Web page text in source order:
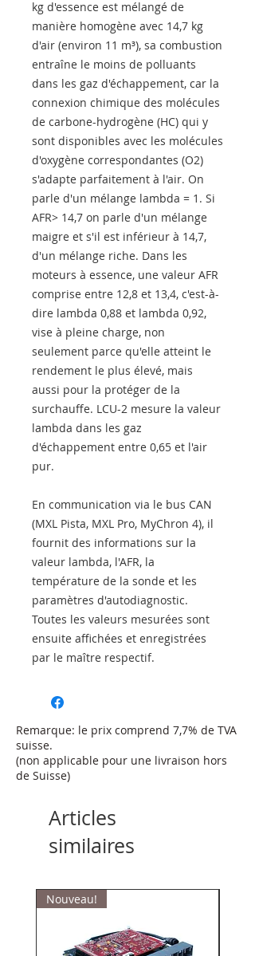
kg d'essence est mélangé de
manière homogène avec 14,7 kg
d'air (environ 11 m³), sa combustion
entraîne le moins de polluants
dans les gaz d'échappement, car la
connexion chimique des molécules
de carbone-hydrogène (HC) qui y
sont disponibles avec les molécules
d'oxygène correspondantes (O2)
s'adapte parfaitement à l'air. On
parle d'un mélange lambda = 1. Si
AFR> 14,7 on parle d'un mélange
maigre et s'il est inférieur à 14,7,
d'un mélange riche. Dans les
moteurs à essence, une valeur AFR
comprise entre 12,8 et 13,4, c'est-à-
dire lambda 0,88 et lambda 0,92,
vise à pleine charge, non
seulement parce qu'elle atteint le
rendement le plus élevé, mais
aussi pour la protéger de la
surchauffe. LCU-2 mesure la valeur
lambda dans les gaz
d'échappement entre 0,65 et l'air
pur.
En communication via le bus CAN
(MXL Pista, MXL Pro, MyChron 4), il
fournit des informations sur la
valeur lambda, l'AFR, la
température de la sonde et les
paramètres d'autodiagnostic.
Toutes les valeurs mesurées sont
ensuite affichées et enregistrées
par le maître respectif.
Remarque: le prix comprend 7,7% de TVA
suisse.
(non applicable pour une livraison hors
de Suisse)
Articles
similaires
Nouveau!